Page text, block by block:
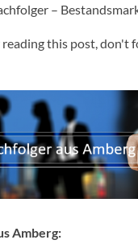
–
this post, don't
Amberg: